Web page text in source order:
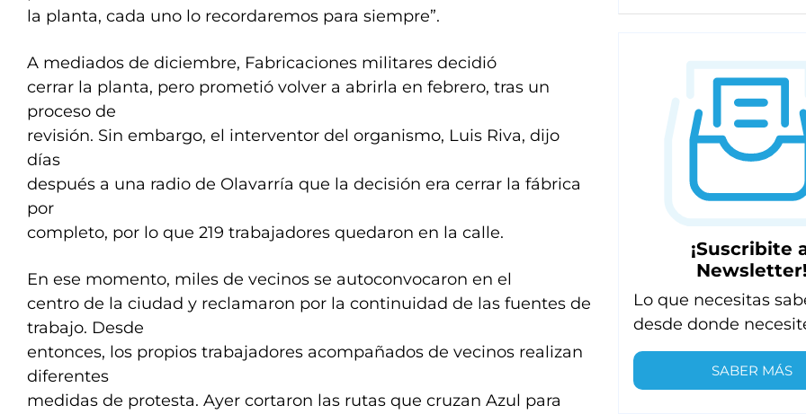
la planta, cada uno lo recordaremos para siempre”.
A mediados de diciembre, Fabricaciones militares decidió
cerrar la planta, pero prometió volver a abrirla en febrero, tras un
proceso de
revisión. Sin embargo, el interventor del organismo, Luis Riva, dijo
días
después a una radio de Olavarría que la decisión era cerrar la fábrica
por
completo, por lo que 219 trabajadores quedaron en la calle.
En ese momento, miles de vecinos se autoconvocaron en el
centro de la ciudad y reclamaron por la continuidad de las fuentes de
trabajo. Desde
entonces, los propios trabajadores acompañados de vecinos realizan
diferentes
medidas de protesta. Ayer cortaron las rutas que cruzan Azul para
¡Suscribite
Newsletter!
Lo que necesitas
desde donde
SABER MÁS